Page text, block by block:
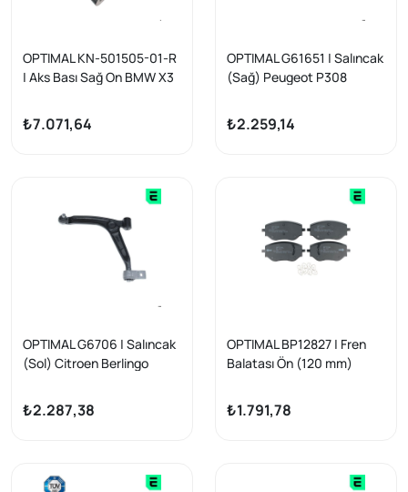
OPTIMAL KN-501505-01-R
| Aks Bası Sağ On BMW X3
₺7.071,64
OPTIMAL G61651 | Salıncak
(Sağ) Peugeot P308
₺2.259,14
OPTIMAL G6706 | Salıncak
(Sol) Citroen Berlingo
Picasso 1.6 HDI 2.0Hdı
₺2.287,38
OPTIMAL BP12827 | Fren
Balatası Ön (120 mm)
Kangoo Megane IV Nissan
Mıcr
₺1.791,78